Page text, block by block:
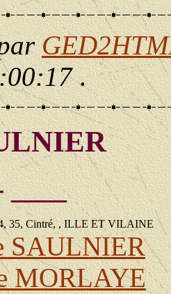
.
____
35, Cintré, , ILLE ET VILAINE
SAULNIER
MORLAYE